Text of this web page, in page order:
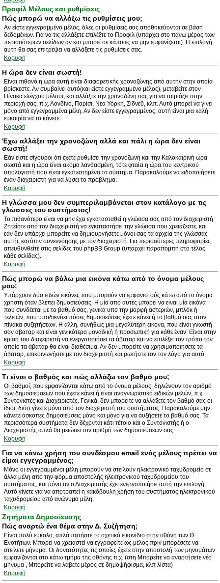
Προφίλ Μέλους και ρυθμίσεις
Πώς μπορώ να αλλάξω τις ρυθμίσεις μου;
Αν είστε εγγεγραμμένο μέλος, όλες οι ρυθμίσεις σας αποθηκεύονται σε βάση
δεδομένων. Για να τις αλλάξετε επιλέξτε το Προφίλ (υπάρχει στο πάνω μέρος των
περισσότερων σελίδων αν και μπορεί σε κάποιες να μην εμφανίζεται). Η επιλογή
αυτή θα σας επιτρέψει να αλλάξετε τις ρυθμίσεις σας.
Κορυφή
Η ώρα δεν είναι σωστή!
Είναι πιθανό η ώρα αυτή είναι διαφορετικής χρονοζώνης από αυτήν στην οποία
βρίσκεστε. Αν συμβαίνει αυτό(και είστε εγγεγραμμένο μέλος), μεταβείτε στον
Πίνακα ελέγχου μέλους και αλλάξτε την χρονοζώνη σας για να ταιριάζει στην
περιοχή σας, π.χ. Λονδίνο, Παρίσι, Νέα Υόρκη, Σίδνεϋ, κλπ. Αυτό μπορεί να γίνει
μόνο από εγγεγραμμένα μέλη. Αν δεν είστε εγγεγραμμένος, αυτή είναι μια καλή
ευκαιρία να το κάνετε.
Κορυφή
Έχω αλλάξει την χρονοζώνη αλλά και πάλι η ώρα δεν είναι
σωστή!
Εάν είστε σίγουροι ότι έχετε ρυθμίσει την χρονοζώνη και την Καλοκαιρινή ώρα
σωστά και η ώρα είναι ακόμα λανθασμένη, τότε φταίει η ώρα του κεντρικού
υπολογιστή που είναι εγκατεστημένο το σύστημα. Παρακαλούμε να ειδοποιήσετε
έναν διαχειριστή για να λύσει το πρόβλημα.
Κορυφή
Η γλώσσα μου δεν συμπεριλαμβάνεται στον κατάλογο με τις
γλώσσες του συστήματος!
Το πιθανότερο είναι να μην έχει εγκατασταθεί η γλώσσα σας από τον διαχειριστή.
Ζητείστε από τον διαχειριστή να εγκαταστήσει την γλώσσα που χρειάζεστε, και
εάν δεν υπάρχει μπορείτε να δημιουργήσετε μόνοι σας τα αρχεία της γλώσσας
αυτής κατόπιν συνεννόησης με τον διαχειριστή. Για περισσότερες πληροφορίες
απευθυνθείτε στις σελίδες του phpBB Group (υπάρχει παραπομπή στο τέλος
κάθε σελίδας).
Κορυφή
Πώς μπορώ να βάλω μια εικόνα κάτω από το όνομα μέλους
μου;
Υπάρχουν δύο ειδών εικόνες που μπορούν να εμφανιστούς κάτω από το όνομα
χρήστη όταν βλέπει δημοσιεύσεις. Η μία από αυτές μπορεί να είναι μία εικόνα
που συνδέεται με το βαθμό σας, γενικά υπο την μορφή αστεριών, μπλόκ ή
τελειών, που υποδικνύει πόσες δημοσιεύσεις έχετε κάνει ή το βαθμό σας στον
πίνακα συζητήσεων. Η άλλη, συνήθως μια μεγαλύτερη εικόνα, που είναι γνωστή
σαν άβαταρ και είναι γενικότερα μοναδική ή προσωπική για κάθε έναν. Είναι στην
κρίση του διαχειριστή να ενεργοποιήσει τα άβαταρ και να επιλέξει τον τρόπο τον
οποίο τα άβαταρ θα είναι διαθέσιμα. Αν δεν μπορείτε να χρησιμοποιήσετε τα
άβαταρ, επικοινωνήστε με τον διαχειριστή και ρωτήστε τον τον λόγο για αυτό.
Κορυφή
Τι είναι ο βαθμός και πώς αλλάζω τον βαθμό μου;
Οι βαθμοί, που εμφανίζονται κάτω από το όνομα μέλους, δηλώνουν τον αριθμό
των δημοσιεύσεων που έχετε κάνει ή είναι αναγνωριστικό ειδικών μελών, π.χ.
Συντονιστές και Διαχειριστές. Γενικά, δεν μπορείτε να αλλάξετε τον βαθμό σας οι
ίδιοι, διότι γίνετε μόνο από τον διαχειριστή του συστήματος. Παρακαλούμε μην
κάνετε άσκοπες δημοσιεύσεις μόνο και μόνο για να αυξήσετε το βαθμό σας. Τα
περισσότερα συστήματα δεν δέχονται κάτι τέτοιο και ο Συντονιστής ή ο
Διαχειριστής απλά θα μειώσει τον αριθμό των δημοσιεύσεων σας.
Κορυφή
Για να κάνω χρήση του συνδέσμου email ενός μέλους πρέπει να
είμαι εγγεγραμμένος;
Μόνο οι εγγεγραμμένοι μέλη μπορούν να στείλουν ηλεκτρονικό ταχυδρομείο σε
άλλα μέλη από την φόρμα αποστολής ηλεκτρονικού ταχυδρομείου του
συστήματος, και μόνο αν ο Διαχειριστής έχει ενεργοποιήσει αυτή την επιλογή.
Αυτό γίνετε για να αποτραπεί η κακόβουλη χρήση του συστήματος ηλεκτρονικού
ταχυδρομείου από ανώνυμα μέλη.
Κορυφή
Ζητήματα Δημοσίευσης
Πώς αναρτώ ένα θέμα στην Δ. Συζήτηση;
Είναι πολύ εύκολο, απλά πατήστε το σχετικό εικονίδιο στην οθόνη των Θ.
Ενοτήτων. Μπορεί να χρειαστεί να εγγραφείτε ως μέλος πριν μπορέσετε να
στείλετε μήνυμα. Οι δυνατότητες τις οποίες έχετε στην αποστολή των μηνυμάτων
εμφανίζονται στο κάτω τμήμα της οθόνης π.χ. (στη Μπορείτε να αναρτήσετε νέο
μήνυμα , Μπορείτε να λάβετε μέρος σε δημοψήφισμα, κλπ λίστα)
Κορυφή